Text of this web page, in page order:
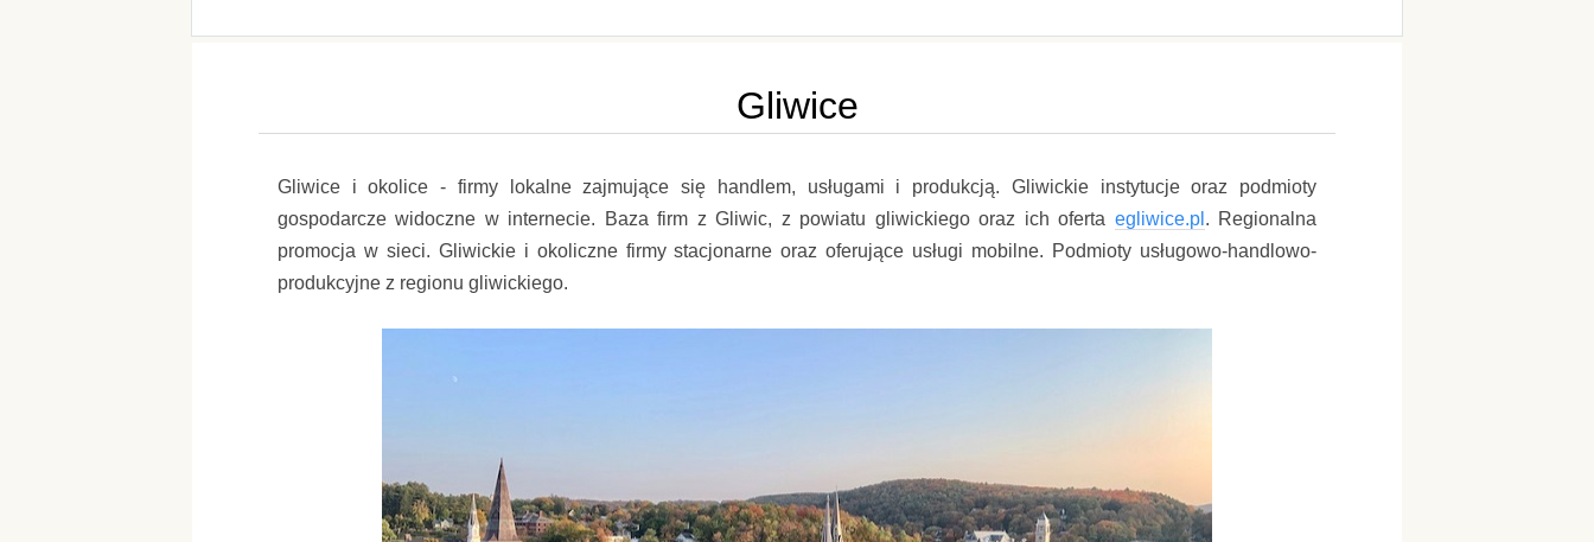
Gliwice
Gliwice i okolice - firmy lokalne zajmujące się handlem, usługami i produkcją. Gliwickie instytucje oraz podmioty
gospodarcze widoczne w internecie. Baza firm z Gliwic, z powiatu gliwickiego oraz ich oferta egliwice.pl . Regionalna
promocja w sieci. Gliwickie i okoliczne firmy stacjonarne oraz oferujące usługi mobilne. Podmioty usługowo-handlowo-
produkcyjne z regionu gliwickiego.